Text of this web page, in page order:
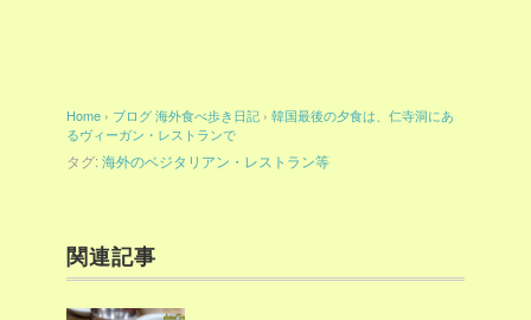
Home › ブログ海外食べ歩き日記 › 韓国最後の夕食は、仁寺洞にあ
るヴィーガン・レストランで
タグ:海外のベジタリアン・レストラン等
関連記事